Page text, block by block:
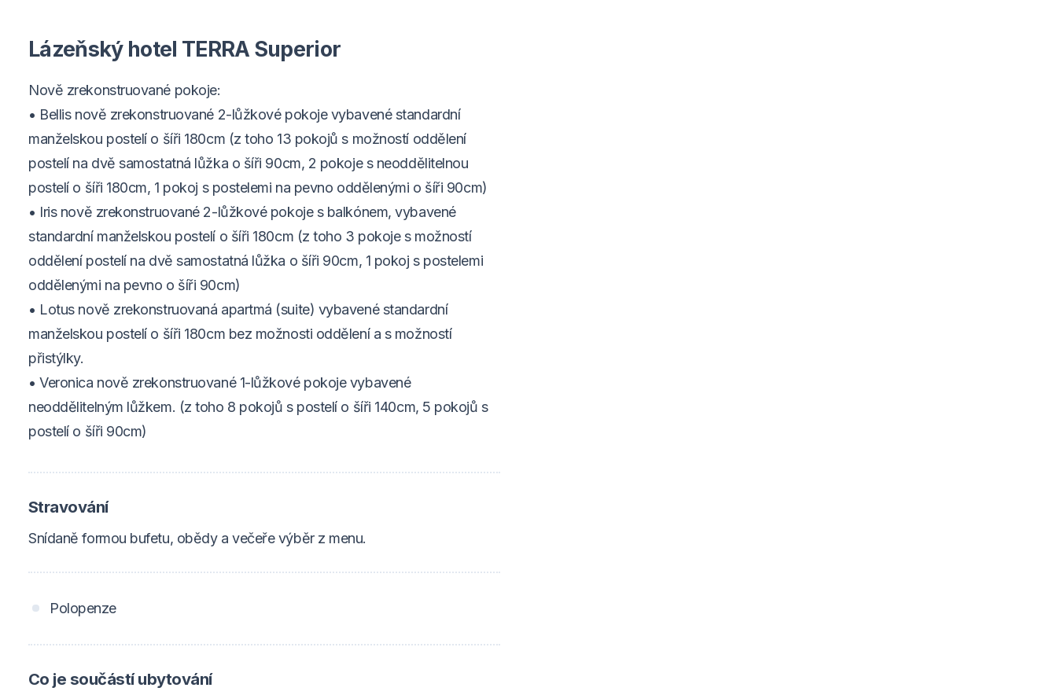
Lázeňský hotel TERRA Superior
Nově zrekonstruované pokoje:
• Bellis nově zrekonstruované 2-lůžkové pokoje vybavené standardní
manželskou postelí o šíři 180cm (z toho 13 pokojů s možností oddělení
postelí na dvě samostatná lůžka o šíři 90cm, 2 pokoje s neoddělitelnou
postelí o šíři 180cm, 1 pokoj s postelemi na pevno oddělenými o šíři 90cm)
• Iris nově zrekonstruované 2-lůžkové pokoje s balkónem, vybavené
standardní manželskou postelí o šíři 180cm (z toho 3 pokoje s možností
oddělení postelí na dvě samostatná lůžka o šíři 90cm, 1 pokoj s postelemi
oddělenými na pevno o šíři 90cm)
• Lotus nově zrekonstruovaná apartmá (suite) vybavené standardní
manželskou postelí o šíři 180cm bez možnosti oddělení a s možností
přistýlky.
• Veronica nově zrekonstruované 1-lůžkové pokoje vybavené
neoddělitelným lůžkem. (z toho 8 pokojů s postelí o šíři 140cm, 5 pokojů s
postelí o šíři 90cm)
Stravování
Snídaně formou bufetu, obědy a večeře výběr z menu.
Polopenze
Co je součástí ubytování